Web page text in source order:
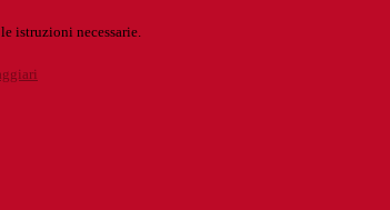
istruzioni necessarie.